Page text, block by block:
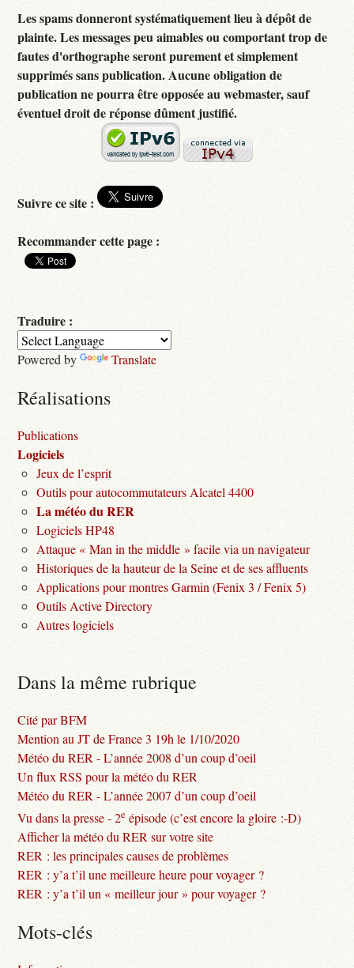
Les spams donneront systématiquement lieu à dépôt de
plainte. Les messages peu aimables ou comportant trop de
fautes d'orthographe seront purement et simplement
supprimés sans publication. Aucune obligation de
publication ne pourra être opposée au webmaster, sauf
éventuel droit de réponse dûment justifié.
Suivre ce site :
Recommander cette page :
Traduire :
Powered by Translate
Réalisations
Publications
Logiciels
Jeux de l’esprit
Outils pour autocommutateurs Alcatel 4400
La météo du RER
Logiciels HP48
Attaque « Man in the middle » facile via un navigateur
Historiques de la hauteur de la Seine et de ses affluents
Applications pour montres Garmin (Fenix 3 / Fenix 5)
Outils Active Directory
Autres logiciels
Dans la même rubrique
Cité par BFM
Mention au JT de France 3 19h le 1/10/2020
Météo du RER - L’année 2008 d’un coup d’oeil
Un flux RSS pour la météo du RER
Météo du RER - L’année 2007 d’un coup d’oeil
Vu dans la presse - 2e épisode (c’est encore la gloire :-D)
Afficher la météo du RER sur votre site
RER : les principales causes de problèmes
RER : y’a t’il une meilleure heure pour voyager ?
RER : y’a t’il un « meilleur jour » pour voyager ?
Mots-clés